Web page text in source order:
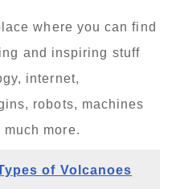
where you can find
and inspiring stuff
internet,
robots, machines
more.
of Volcanoes